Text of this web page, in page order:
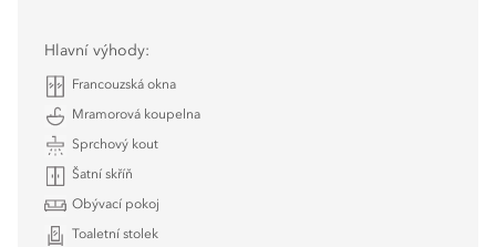
Hlavní výhody:
Francouzská okna
Mramorová koupelna
Sprchový kout
Šatní skříň
Obývací pokoj
Toaletní stolek